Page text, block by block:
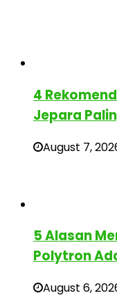
4
Jepara
August 7,
5 Alasan
Polytron
August 6,